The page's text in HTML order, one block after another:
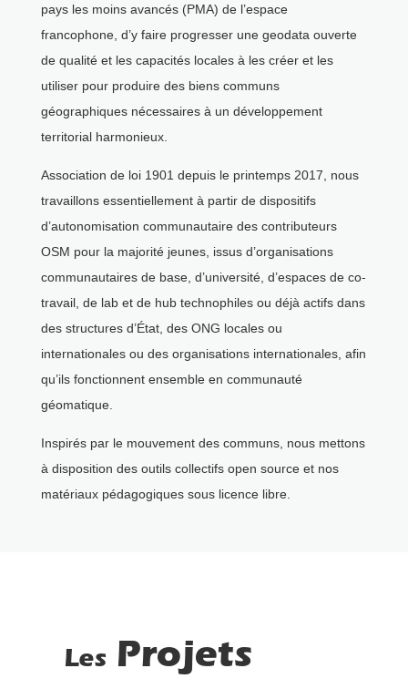
pays les moins avancés (PMA) de l’espace
francophone, d’y faire progresser une geodata ouverte
de qualité et les capacités locales à les créer et les
utiliser pour produire des biens communs
géographiques nécessaires à un développement
territorial harmonieux.
Association de loi 1901 depuis le printemps 2017, nous
travaillons essentiellement à partir de dispositifs
d’autonomisation communautaire des contributeurs
OSM pour la majorité jeunes, issus d’organisations
communautaires de base, d’université, d’espaces de co-
travail, de lab et de hub technophiles ou déjà actifs dans
des structures d’État, des ONG locales ou
internationales ou des organisations internationales, afin
qu’ils fonctionnent ensemble en communauté
géomatique.
Inspirés par le mouvement des communs, nous mettons
à disposition des outils collectifs open source et nos
matériaux pédagogiques sous licence libre.
Les Projets